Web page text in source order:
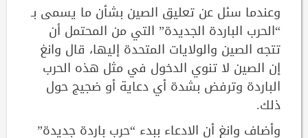
وعندما سئل عن تعليق الصين بشأن ما يسمى بـ
“الحرب الباردة الجديدة” التي من المحتمل أن
تتجه الصين والولايات المتحدة إليها، قال وانغ
إن الصين لا تنوي الدخول في مثل هذه الحرب
الباردة وترفض بشدة أي دعاية أو ضجيج حول
ذلك.
وأضاف وانغ أن الادعاء ببدء “حرب باردة جديدة”